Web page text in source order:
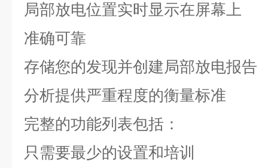
局部放电位置实时显示在屏幕上
准确可靠
存储您的发现并创建局部放电报告
分析提供严重程度的衡量标准
完整的功能列表包括：
只需要最少的设置和培训